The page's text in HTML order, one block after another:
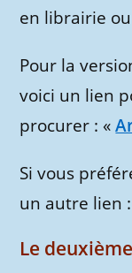
en librairie
Pour la
voici un lien
procurer : «
Si vous
un autre lien
Le